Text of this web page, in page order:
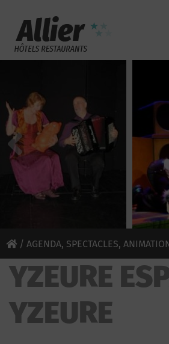
/ AGENDA, SPECTACLES,
YZEURE
YZEURE